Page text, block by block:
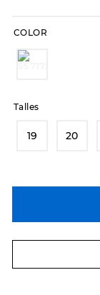
COLOR
Talles
19 20